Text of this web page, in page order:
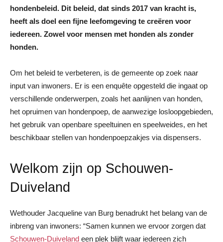
hondenbeleid. Dit beleid, dat sinds 2017 van kracht is,
heeft als doel een fijne leefomgeving te creëren voor
iedereen. Zowel voor mensen met honden als zonder
honden.
Om het beleid te verbeteren, is de gemeente op zoek naar
input van inwoners. Er is een enquête opgesteld die ingaat op
verschillende onderwerpen, zoals het aanlijnen van honden,
het opruimen van hondenpoep, de aanwezige losloopgebieden,
het gebruik van openbare speeltuinen en speelweides, en het
beschikbaar stellen van hondenpoepzakjes via dispensers.
Welkom zijn op Schouwen-
Duiveland
Wethouder Jacqueline van Burg benadrukt het belang van de
inbreng van inwoners: “Samen kunnen we ervoor zorgen dat
Schouwen-Duiveland een plek blijft waar iedereen zich